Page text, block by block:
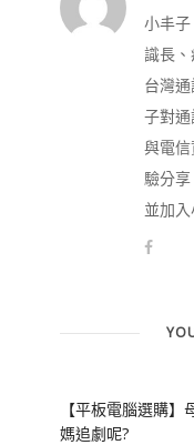
小丰
識長、
台灣
子對
與電
驗分
並加
【平板電腦選購
媽追劇呢?